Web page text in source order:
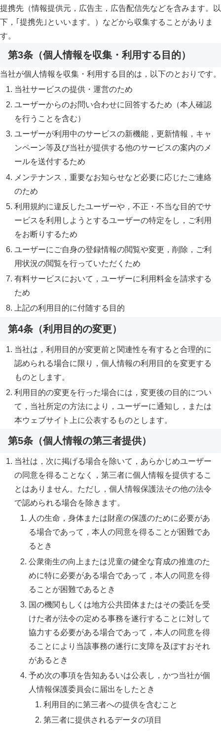
提携先（情報提供元，広告主，広告配信先などを含みます。以
下，｢提携先｣といいます。）などから収集することがありま
す。
第3条（個人情報を収集・利用する目的）
当社が個人情報を収集・利用する目的は，以下のとおりです。
当社サービスの提供・運営のため
ユーザーからのお問い合わせに回答するため（本人確認
を行うことを含む）
ユーザーが利用中のサービスの新機能，更新情報，キャ
ンペーン等及び当社が提供する他のサービスの案内のメ
ールを送付するため
メンテナンス，重要なお知らせなど必要に応じたご連絡
のため
利用規約に違反したユーザーや，不正・不当な目的でサ
ービスを利用しようとするユーザーの特定をし，ご利用
をお断りするため
ユーザーにご自身の登録情報の閲覧や変更，削除，ご利
用状況の閲覧を行っていただくため
有料サービスにおいて，ユーザーに利用料金を請求する
ため
上記の利用目的に付随する目的
第4条（利用目的の変更）
当社は，利用目的が変更前と関連性を有すると合理的に
認められる場合に限り，個人情報の利用目的を変更する
ものとします。
利用目的の変更を行った場合には，変更後の目的につい
て，当社所定の方法により，ユーザーに通知し，または
本ウェブサイト上に公表するものとします。
第5条（個人情報の第三者提供）
当社は，次に掲げる場合を除いて，あらかじめユーザー
の同意を得ることなく，第三者に個人情報を提供するこ
とはありません。ただし，個人情報保護法その他の法令
で認められる場合を除きます。
人の生命，身体または財産の保護のために必要があ
る場合であって，本人の同意を得ることが困難であ
るとき
公衆衛生の向上または児童の健全な育成の推進のた
めに特に必要がある場合であって，本人の同意を得
ることが困難であるとき
国の機関もしくは地方公共団体またはその委託を受
けた者が法令の定める事務を遂行することに対して
協力する必要がある場合であって，本人の同意を得
ることにより当該事務の遂行に支障を及ぼすおそれ
があるとき
予め次の事項を告知あるいは公表し，かつ当社が個
人情報保護委員会に届出をしたとき
利用目的に第三者への提供を含むこと
第三者に提供されるデータの項目